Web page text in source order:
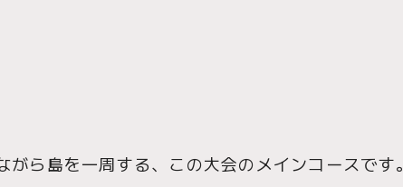
ら島を一周する、この大会のメインコースです。